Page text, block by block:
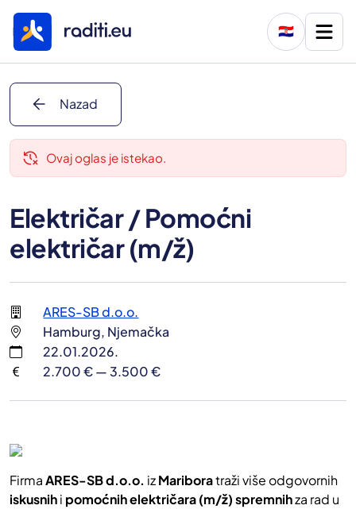
🇭🇷
arrow_back Nazad
delete_history Ovaj oglas je istekao.
Električar / Pomoćni
električar (m/ž)
ARES-SB d.o.o.
Hamburg, Njemačka
22.01.2026.
2.700 € — 3.500 €
FirmaARES-SB d.o.o. izMariboratraži više odgovornih
iskusnihi pomoćnihelektričara (m/ž) spremnihza rad u